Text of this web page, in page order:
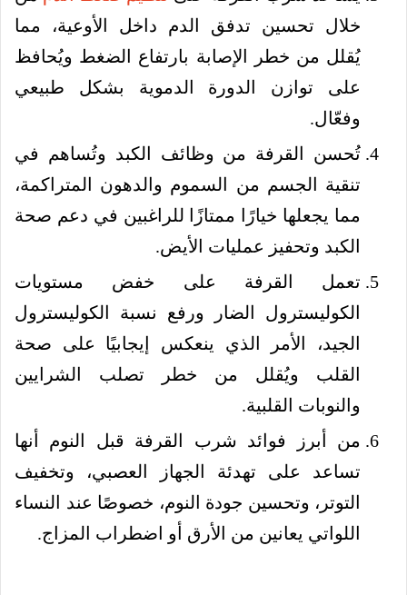
خلال تحسين تدفق الدم داخل الأوعية، مما
يُقلل من خطر الإصابة بارتفاع الضغط ويُحافظ
على توازن الدورة الدموية بشكل طبيعي
وفعّال.
تُحسن القرفة من وظائف الكبد وتُساهم في
تنقية الجسم من السموم والدهون المتراكمة،
مما يجعلها خيارًا ممتازًا للراغبين في دعم صحة
الكبد وتحفيز عمليات الأيض.
تعمل القرفة على خفض مستويات
الكوليسترول الضار ورفع نسبة الكوليسترول
الجيد، الأمر الذي ينعكس إيجابيًا على صحة
القلب ويُقلل من خطر تصلب الشرايين
والنوبات القلبية.
من أبرز فوائد شرب القرفة قبل النوم أنها
تساعد على تهدئة الجهاز العصبي، وتخفيف
التوتر، وتحسين جودة النوم، خصوصًا عند النساء
اللواتي يعانين من الأرق أو اضطراب المزاج.